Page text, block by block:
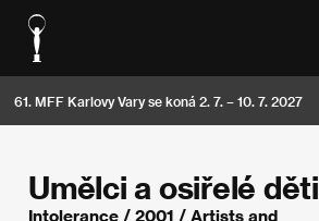
61. MFF Karlovy Vary se koná 2. 7. – 10. 7. 2027
Umělci a osiřelé děti
Intolerance / 2001 / Artists and